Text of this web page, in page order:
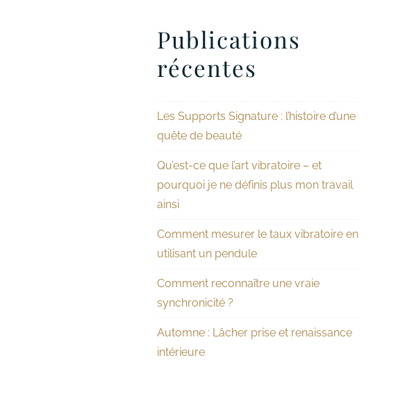
Publications
récentes
Les Supports Signature : l’histoire d’une
quête de beauté
Qu’est-ce que l’art vibratoire – et
pourquoi je ne définis plus mon travail
ainsi
Comment mesurer le taux vibratoire en
utilisant un pendule
Comment reconnaître une vraie
synchronicité ?
Automne : Lâcher prise et renaissance
intérieure